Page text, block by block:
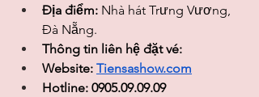
Địa điểm: Nhà hát Trưng Vương,
Đà Nẵng.
Thông tin liên hệ đặt vé:
Website: Tiensashow.com
Hotline: 0905.09.09.09